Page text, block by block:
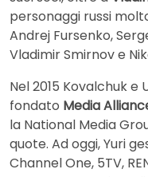
personaggi russi
Andrej Fursenko,
Vladimir Smirnov e
Nel 2015 Kovalchuk e
fondato Media
la National Media
quote. Ad oggi, Yuri
Channel One, 5TV,